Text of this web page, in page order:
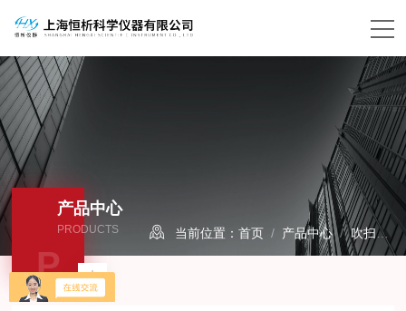
产品中心
PRODUCTS
P
当前位置：首页 / 产品中心/吹扫捕集装置